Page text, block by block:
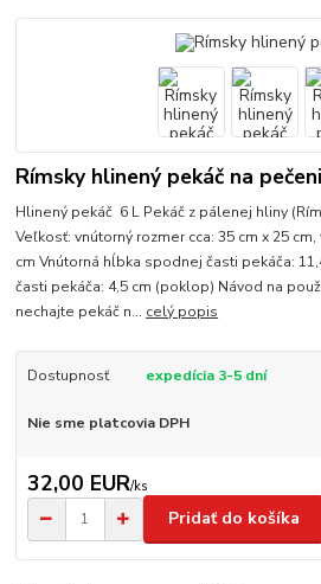
Rímsky hlinený pekáč na
Hlinený pekáč 6 L Pekáč z pálenej hliny
Veľkosť: vnútorný rozmer cca: 35 cm x 25
cm Vnútorná hĺbka spodnej časti pekáča:
časti pekáča: 4,5 cm (poklop) Návod na
nechajte pekáč n... celý popis
Dostupnosť expedícia 3-5 dní
Nie sme platcovia DPH
32,00 EUR/ks
Pridať do košíka